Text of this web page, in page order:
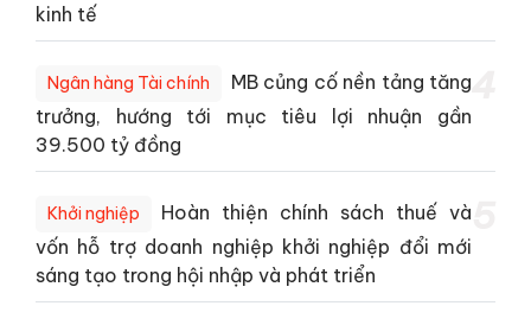
kinh tế
Ngân hàng Tài chính
MB củng cố nền tảng tăng
trưởng, hướng tới mục tiêu lợi nhuận gần
39.500 tỷ đồng
Khởi nghiệp
Hoàn thiện chính sách thuế và
vốn hỗ trợ doanh nghiệp khởi nghiệp đổi mới
sáng tạo trong hội nhập và phát triển